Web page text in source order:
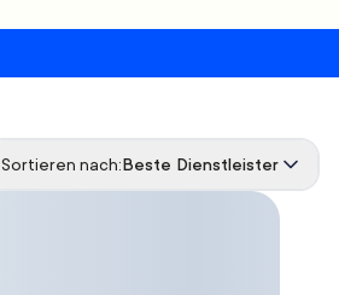
Sortieren nach:Beste Dienstleister